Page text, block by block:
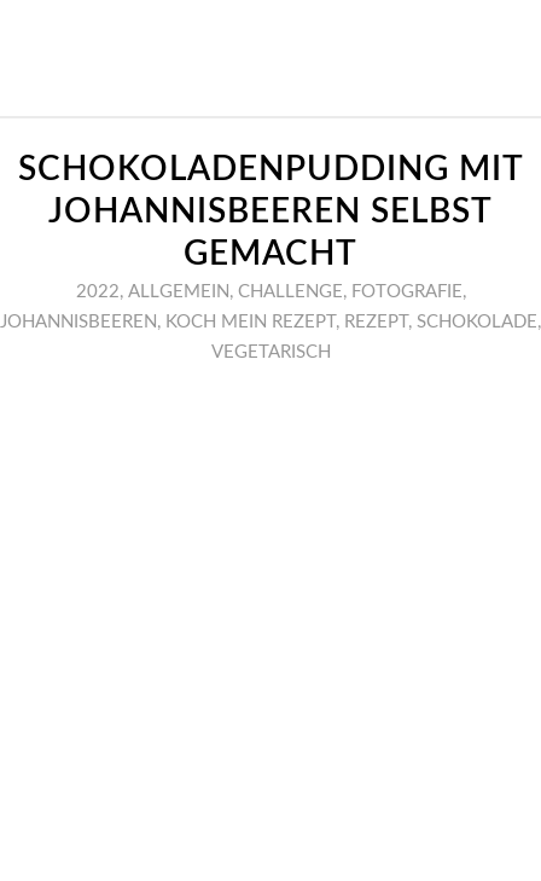
SCHOKOLADENPUDDING MIT
JOHANNISBEEREN SELBST
GEMACHT
2022, ALLGEMEIN , CHALLENGE, FOTOGRAFIE,
JOHANNISBEEREN , KOCH MEIN REZEPT , REZEPT , SCHOKOLADE,
VEGETARISCH